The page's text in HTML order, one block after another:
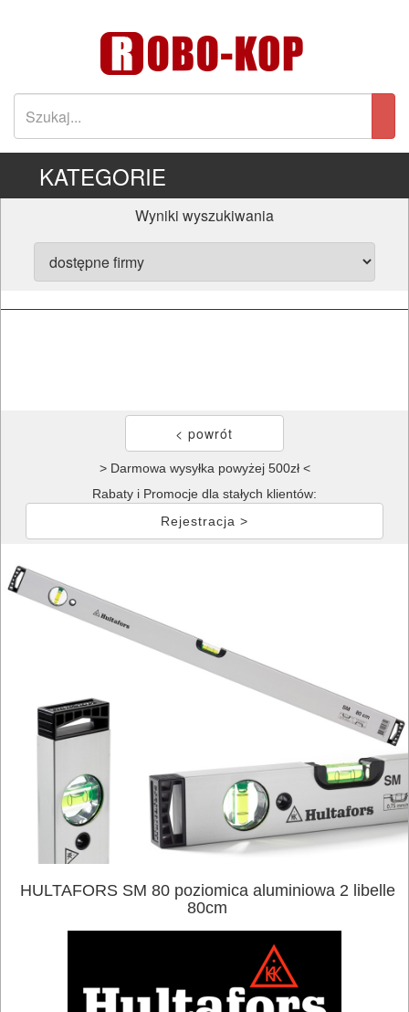
SIECIOWE
KATEGORIE
Wyniki wyszukiwania
> Darmowa wysyłka powyżej 500zł <
Rabaty i Promocje dla stałych klientów:
Rejestracja >
HULTAFORS SM 80 poziomica aluminiowa 2 libelle
80cm